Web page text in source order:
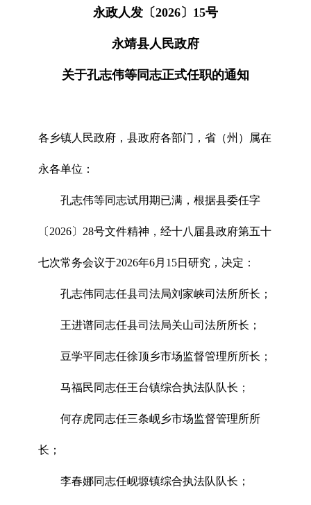
永政人发〔2026〕15号
永靖县人民政府
关于孔志伟等同志正式任职的通知
各乡镇人民政府，县政府各部门，省（州）属在
永各单位：
孔志伟等同志试用期已满，根据县委任字
〔2026〕28号文件精神，经十八届县政府第五十
七次常务会议于2026年6月15日研究，决定：
孔志伟同志任县司法局刘家峡司法所所长；
王进谱同志任县司法局关山司法所所长；
豆学平同志任徐顶乡市场监督管理所所长；
马福民同志任王台镇综合执法队队长；
何存虎同志任三条岘乡市场监督管理所所
长；
李春娜同志任岘塬镇综合执法队队长；